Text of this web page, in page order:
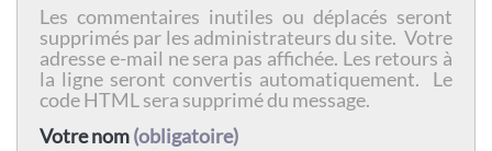
Les commentaires inutiles ou déplacés seront
supprimés par les administrateurs du site. Votre
adresse e-mail ne sera pas affichée. Les retours à
la ligne seront convertis automatiquement. Le
code HTML sera supprimé du message.
Votre nom(obligatoire)